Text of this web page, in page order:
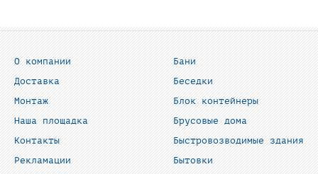
О компании
Доставка
Монтаж
Наша площадка
Контакты
Рекламации
Бани
Беседки
Блок контейнеры
Брусовые дома
Быстровозводимые здания
Бытовки